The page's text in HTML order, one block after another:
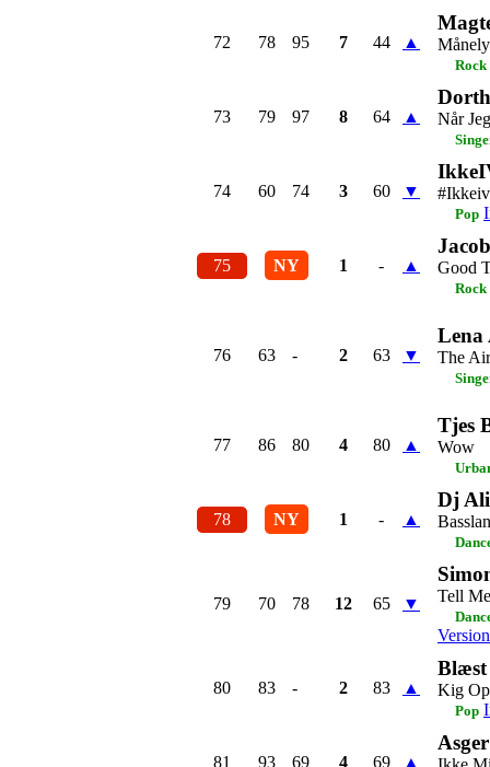
72 78 95 7 44 ▲
Rock
73 79 97 8 64 ▲ Når
74 60 74 3 60 ▼
Pop
75 NY 1 - ▲ Good
Rock
76 63 - 2 63 ▼
Lena
The
77 86 80 4 80 ▲
Tjes
Wow
78 NY 1 - ▲
Dj
79 70 78 12 65 ▼ Tell
80 83 - 2 83 ▲
Blæst
Kig
Pop
81 93 69 4 69 ▲